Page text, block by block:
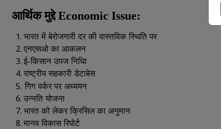
आर्थिक मुद्देEconomic Issue:
भारत में बेरोजगारी दर की वास्तविक स्थिति पर
एनएसओ का आकलन
ई-किसान उपज निधिा
राष्ट्रीय सहकारी डेटाबेस
गिग वर्कर पर अध्ययन
उन्नति योजना
भारत को लेकर क्रिसिल का अनुमान
मानव विकास रिपोर्ट